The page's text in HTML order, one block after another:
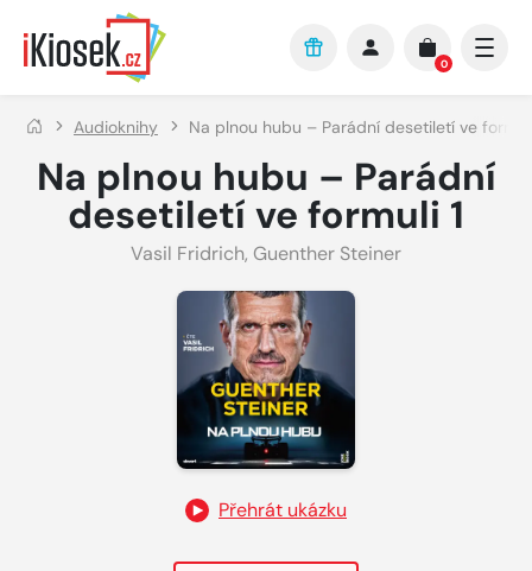
Přejít na hlavní obsah
0
Audioknihy Na plnou hubu – Parádní desetiletí ve
Na plnou hubu – Parádní
desetiletí ve formuli 1
Vasil Fridrich, Guenther Steiner
Přehrát ukázku